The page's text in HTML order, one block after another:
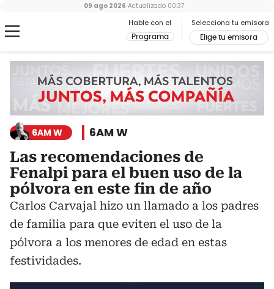
Hable con el
Programa
Selecciona tu emisora
Elige tu emisora
09 ago 2026 Actualizado 00:37
6AM W 6AM W
Las recomendaciones de
Fenalpi para el buen uso de la
pólvora en este fin de año
Carlos Carvajal hizo un llamado a los padres
de familia para que eviten el uso de la
pólvora a los menores de edad en estas
festividades.